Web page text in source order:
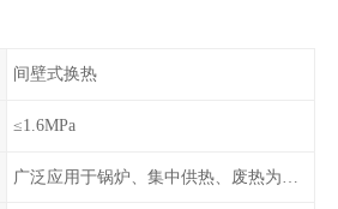
间壁式换热
≤1.6MPa